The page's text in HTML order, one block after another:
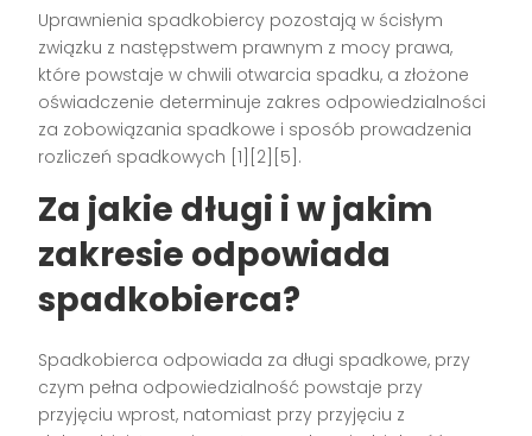
Uprawnienia spadkobiercy pozostają w ścisłym
związku z następstwem prawnym z mocy prawa,
które powstaje w chwili otwarcia spadku, a złożone
oświadczenie determinuje zakres odpowiedzialności
za zobowiązania spadkowe i sposób prowadzenia
rozliczeń spadkowych [1][2][5].
Za jakie długi i w jakim
zakresie odpowiada
spadkobierca?
Spadkobierca odpowiada za długi spadkowe, przy
czym pełna odpowiedzialność powstaje przy
przyjęciu wprost, natomiast przy przyjęciu z